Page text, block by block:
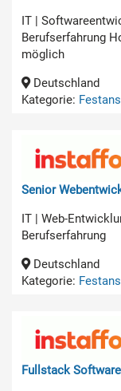
IT |
Berufserfahrung
möglich
Deutschland
Kategorie:
Senior
IT | Web-
Berufserfahrung
Deutschland
Kategorie:
Fullstack